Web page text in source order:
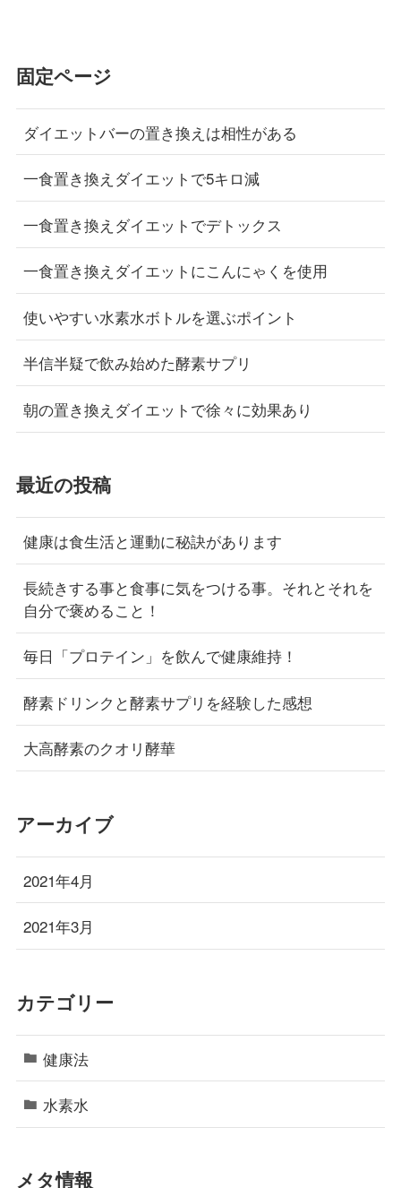
固定ページ
ダイエットバーの置き換えは相性がある
一食置き換えダイエットで5キロ減
一食置き換えダイエットでデトックス
一食置き換えダイエットにこんにゃくを使用
使いやすい水素水ボトルを選ぶポイント
半信半疑で飲み始めた酵素サプリ
朝の置き換えダイエットで徐々に効果あり
最近の投稿
健康は食生活と運動に秘訣があります
長続きする事と食事に気をつける事。それとそれを
自分で褒めること！
毎日「プロテイン」を飲んで健康維持！
酵素ドリンクと酵素サプリを経験した感想
大高酵素のクオリ酵華
アーカイブ
2021年4月
2021年3月
カテゴリー
健康法
水素水
メタ情報